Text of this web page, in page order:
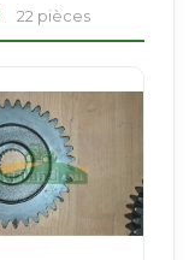
22 pièces